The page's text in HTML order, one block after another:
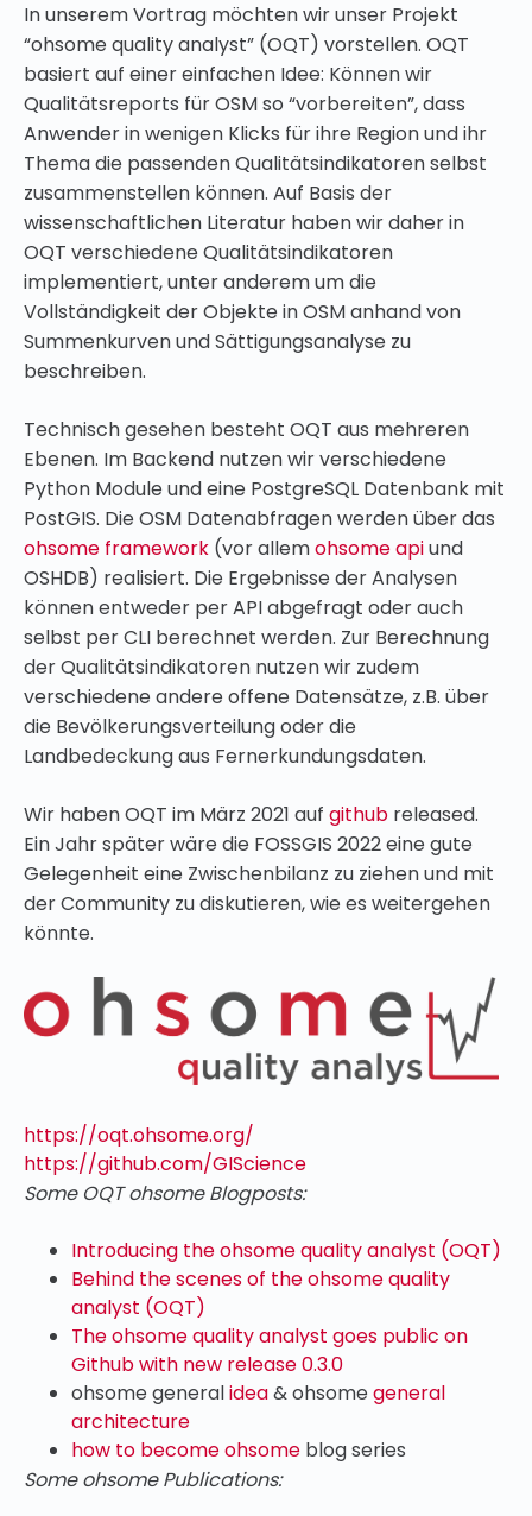
In unserem Vortrag möchten wir unser Projekt
“ohsome quality analyst” (OQT) vorstellen. OQT
basiert auf einer einfachen Idee: Können wir
Qualitätsreports für OSM so “vorbereiten”, dass
Anwender in wenigen Klicks für ihre Region und ihr
Thema die passenden Qualitätsindikatoren selbst
zusammenstellen können. Auf Basis der
wissenschaftlichen Literatur haben wir daher in
OQT verschiedene Qualitätsindikatoren
implementiert, unter anderem um die
Vollständigkeit der Objekte in OSM anhand von
Summenkurven und Sättigungsanalyse zu
beschreiben.
Technisch gesehen besteht OQT aus mehreren
Ebenen. Im Backend nutzen wir verschiedene
Python Module und eine PostgreSQL Datenbank mit
PostGIS. Die OSM Datenabfragen werden über das
ohsome framework (vor allemohsome apiund
OSHDB) realisiert. Die Ergebnisse der Analysen
können entweder per API abgefragt oder auch
selbst per CLI berechnet werden. Zur Berechnung
der Qualitätsindikatoren nutzen wir zudem
verschiedene andere offene Datensätze, z.B. über
die Bevölkerungsverteilung oder die
Landbedeckung aus Fernerkundungsdaten.
Wir haben OQT im März 2021 auf github released.
Ein Jahr später wäre die FOSSGIS 2022 eine gute
Gelegenheit eine Zwischenbilanz zu ziehen und mit
der Community zu diskutieren, wie es weitergehen
könnte.
https://oqt.ohsome.org/
https://github.com/GIScience
Some OQT ohsome Blogposts:
Introducing the ohsome quality analyst (OQT)
Behind the scenes of the ohsome quality
analyst (OQT)
The ohsome quality analyst goes public on
Github with new release 0.3.0
ohsome generalidea& ohsomegeneral
architecture
how to become ohsome blog series
Some ohsome Publications: